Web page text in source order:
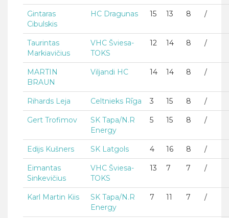
Gintaras
Cibulskis
HC Dragunas 15 13 8 /
Taurintas
Markiavičius
VHC Šviesa-
TOKS
12 14 8 /
MARTIN
BRAUN
Viljandi HC 14 14 8 /
Rihards Leja Celtnieks Rīga 3 15 8 /
Gert Trofimov
SK Tapa/N.R
Energy
5 15 8 /
Edijs Kušners SK Latgols 4 16 8 /
Eimantas
Sinkevičius
VHC Šviesa-
TOKS
13 7 7 /
Karl Martin Kiis
SK Tapa/N.R
Energy
7 11 7 /